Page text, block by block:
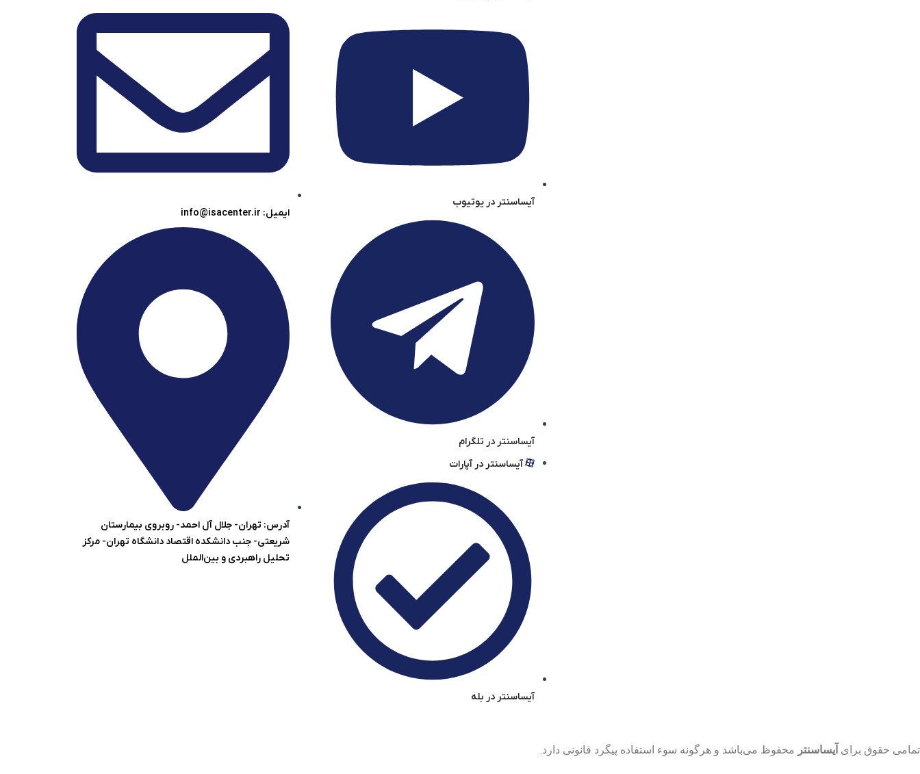
آیساسنتر در یوتیوب
آیساسنتر در تلگرام
آیساسنتر در آپارات
آیساسنتر در بله
ایمیل: info@isacenter.ir
آدرس: تهران- جلال آل احمد- روبروی بیمارستان
شریعتی- جنب دانشکده اقتصاد دانشگاه تهران- مرکز
تحلیل راهبردی و بین‌الملل
تمامی حقوق برای آیساسنتر محفوظ می‌باشد و هرگونه سوء استفاده پیگرد قانونی دارد.